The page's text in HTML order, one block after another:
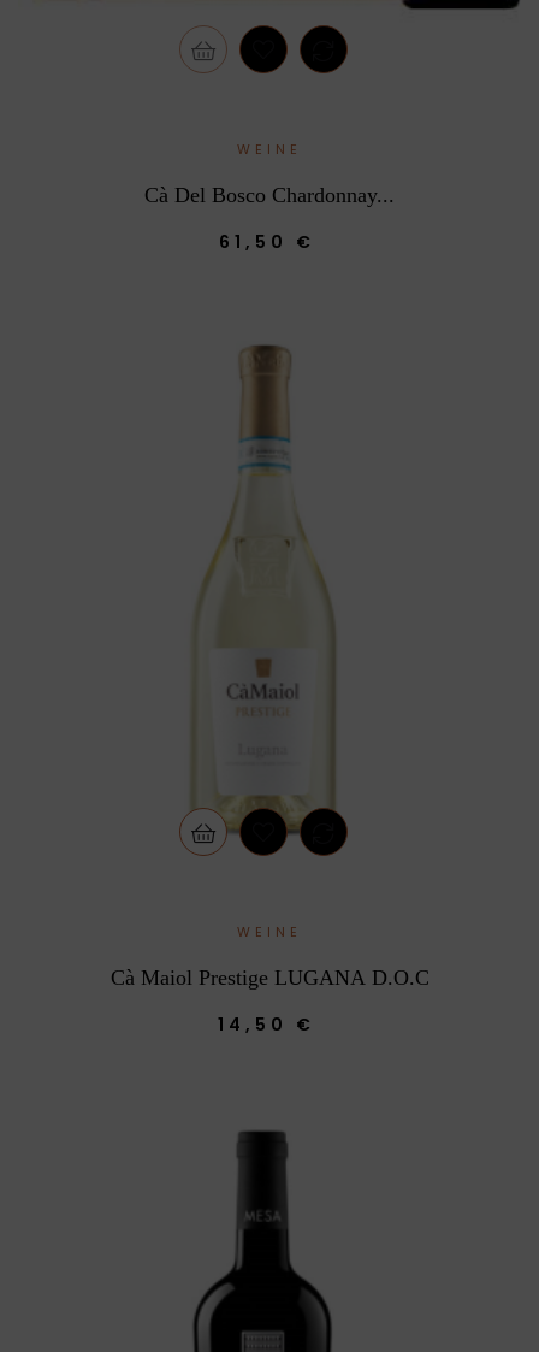
WEINE
Cà Del Bosco Chardonnay...
61,50 €
WEINE
Cà Maiol Prestige LUGANA D.O.C
14,50 €